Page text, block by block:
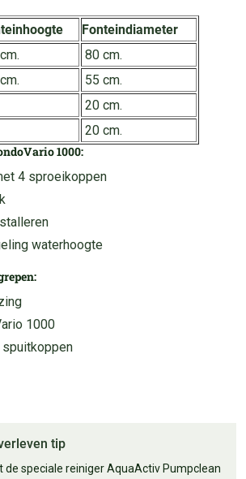
Fonteindiameter
80 cm.
55 cm.
20 cm.
20 cm.
1000:
4 sproeikoppen
waterhoogte
1000
tip
de speciale reiniger AquaActiv Pumpclean